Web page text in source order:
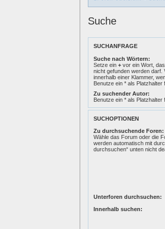
Suche
SUCHANFRAGE
Suche nach Wörtern:
Setze ein + vor ein Wort,
nicht gefunden werden darf.
innerhalb einer Klammer,
Benutze ein * als Platzhalter
Zu suchender Autor:
Benutze ein * als Platzhalter
SUCHOPTIONEN
Zu durchsuchende Foren:
Wähle das Forum oder die
werden automatisch mit
durchsuchen“ unten nicht
Unterforen durchsuchen:
Innerhalb suchen: